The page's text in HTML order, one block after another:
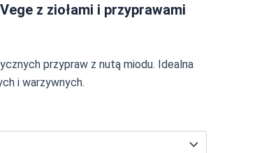
z ziołami i przyprawami
przypraw z nutą miodu. Idealna
i warzywnych.